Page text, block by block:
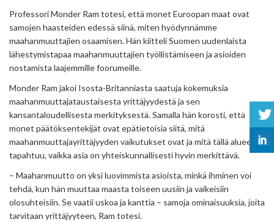
Professori Monder Ram totesi, että monet Euroopan maat ovat
samojen haasteiden edessä siinä, miten hyödynnämme
maahanmuuttajien osaamisen. Hän kiitteli Suomen uudenlaista
lähestymistapaa maahanmuuttajien työllistämiseen ja asioiden
nostamista laajemmille foorumeille.
Monder Ram jakoi Isosta-Britanniasta saatuja kokemuksia
maahanmuuttajataustaisesta yrittäjyydestä ja sen
kansantaloudellisesta merkityksestä. Samalla hän korosti, että
monet päätöksentekijät ovat epätietoisia siitä, mitä
maahanmuuttajayrittäjyyden vaikutukset ovat ja mitä tällä alueella
tapahtuu, vaikka asia on yhteiskunnallisesti hyvin merkittävä.
– Maahanmuutto on yksi luovimmista asioista, minkä ihminen voi
tehdä, kun hän muuttaa maasta toiseen uusiin ja vaikeisiin
olosuhteisiin. Se vaatii uskoa ja kanttia – samoja ominaisuuksia, joita
tarvitaan yrittäjyyteen, Ram totesi.